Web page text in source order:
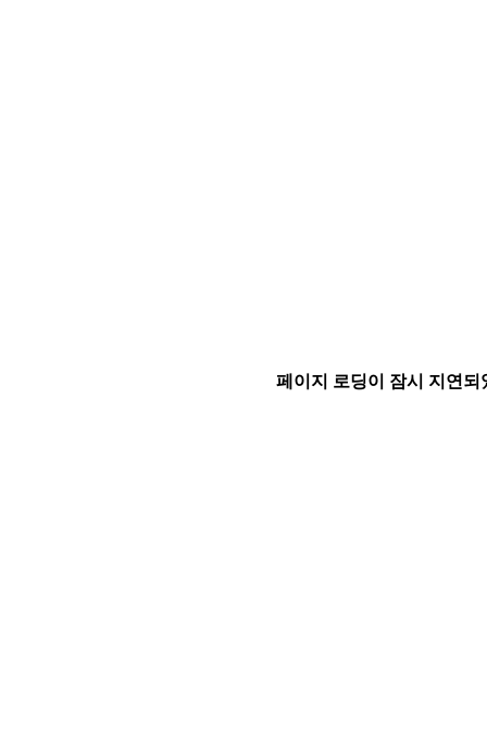
페이지 로딩이 잠시 지연